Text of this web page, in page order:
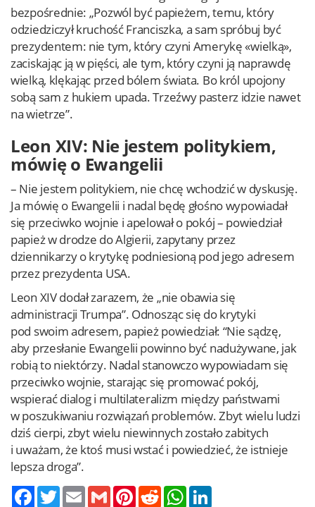
bezpośrednie: „Pozwól być papieżem, temu, który
odziedziczył kruchość Franciszka, a sam spróbuj być
prezydentem: nie tym, który czyni Amerykę «wielką»,
zaciskając ją w pięści, ale tym, który czyni ją naprawdę
wielką, klękając przed bólem świata. Bo król upojony
sobą sam z hukiem upada. Trzeźwy pasterz idzie nawet
na wietrze”.
Leon XIV: Nie jestem politykiem,
mówię o Ewangelii
– Nie jestem politykiem, nie chcę wchodzić w dyskusję.
Ja mówię o Ewangelii i nadal będę głośno wypowiadał
się przeciwko wojnie i apelował o pokój – powiedział
papież w drodze do Algierii, zapytany przez
dziennikarzy o krytykę podniesioną pod jego adresem
przez prezydenta USA.
Leon XIV dodał zarazem, że „nie obawia się
administracji Trumpa”. Odnosząc się do krytyki
pod swoim adresem, papież powiedział: “Nie sądzę,
aby przesłanie Ewangelii powinno być nadużywane, jak
robią to niektórzy. Nadal stanowczo wypowiadam się
przeciwko wojnie, starając się promować pokój,
wspierać dialog i multilateralizm między państwami
w poszukiwaniu rozwiązań problemów. Zbyt wielu ludzi
dziś cierpi, zbyt wielu niewinnych zostało zabitych
i uważam, że ktoś musi wstać i powiedzieć, że istnieje
lepsza droga”.
TwitterEmail Gmail PinterestReddit WhatsApp